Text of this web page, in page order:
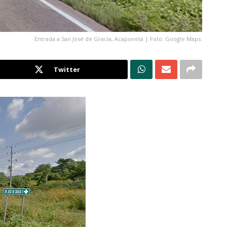
Entrada a San José de Gracia, Acaponeta | Foto: Google Maps.
Twitter